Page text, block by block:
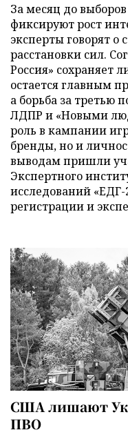
За месяц до
фиксируют рост
эксперты говорят
расстановки сил.
Россия» сохраняет
остается главным
а борьба за третью
ЛДПР и «Новыми
роль в кампании
бренды, но и
выводам пришли
Экспертного
исследований «ЕДГ-
регистрации и
США лишают
ПВО